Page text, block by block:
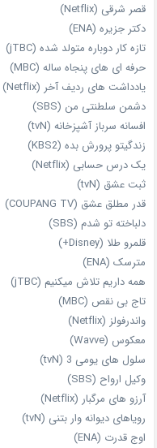
قصر شرقی (Netflix)
دکتر جزیره (ENA)
تازه‌ کار دوباره‌ متولد شده (jTBC)
حرفه‌ ای‌ های پنجاه‌ ساله (MBC)
یادداشت‌ های ردیف آخر (Netflix)
دشمن سلطنتی من (SBS)
افسانه سرباز آشپزخانه (tvN)
زندگیتو پرورش بده (KBS2)
یک درس حسابی (Netflix)
ثبت عشق (tvN)
قدر مطلق عشق (COUPANG TV)
دلباخته تو شدم (SBS)
قلمرو طلا (Disney+)
مترسک (ENA)
همه داریم تلاش میکنیم (jTBC)
تاج بی‌ نقص (MBC)
واندرفولز (Netflix)
معکوس (Wavve)
سلول های یومی 3 (tvN)
وکیل ارواح (SBS)
آرزو های مرگبار (Netflix)
رویاهای دیوانه‌ وار بتنی (tvN)
اوج قدرت (ENA)